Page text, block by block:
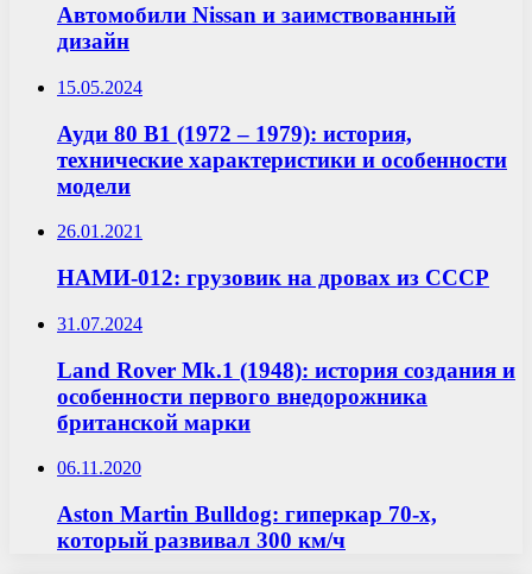
Автомобили Nissan и заимствованный
дизайн
15.05.2024
Ауди 80 B1 (1972 – 1979): история,
технические характеристики и особенности
модели
26.01.2021
НАМИ-012: грузовик на дровах из СССР
31.07.2024
Land Rover Mk.1 (1948): история создания и
особенности первого внедорожника
британской марки
06.11.2020
Aston Martin Bulldog: гиперкар 70-х,
который развивал 300 км/ч